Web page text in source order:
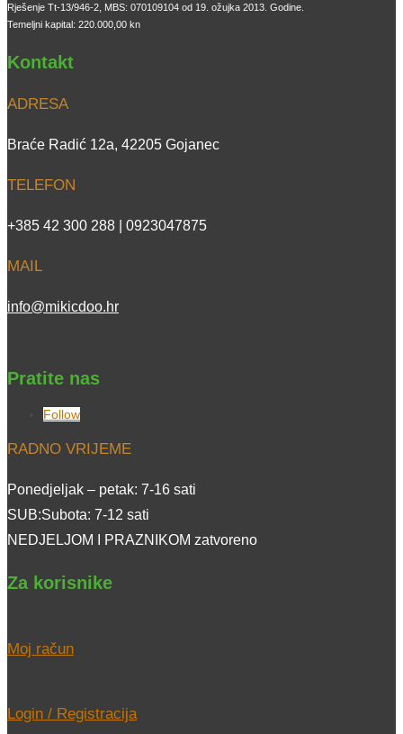
Rješenje Tt-13/946-2, MBS: 070109104 od 19. ožujka 2013. Godine.
Temeljni kapital: 220.000,00 kn
Kontakt
ADRESA
Braće Radić 12a, 42205 Gojanec
TELEFON
+385 42 300 288 | 0923047875
MAIL
info@mikicdoo.hr
Pratite nas
Follow
RADNO VRIJEME
Ponedjeljak – petak: 7-16 sati
SUB:Subota: 7-12 sati
NEDJELJOM I PRAZNIKOM zatvoreno
Za korisnike
Moj račun
Login / Registracija